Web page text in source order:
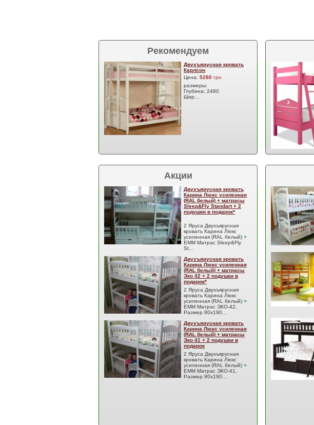
Рекомендуем
Двухъярусная кровать
Карлсон
Цена: 5280 грн
размеры:
Глубина: 2480
Шир…
Акции
Двухъярусная кровать
Карина Люкс усиленная
(RAL белый) + матрасы
Sleep&Fly Standart + 2
подушки в подарок*
2 Яруса Двухъярусная
кровать Карина Люкс
усиленная (RAL белый) +
EMM Матрас Sleep&Fly
St…
Двухъярусная кровать
Карина Люкс усиленная
(RAL белый) + матрасы
Эко 42 + 2 подушки в
подарок*
2 Яруса Двухъярусная
кровать Карина Люкс
усиленная (RAL белый) +
EMM Матрас ЭКО-42,
Размер 80x190…
Двухъярусная кровать
Карина Люкс усиленная
(RAL белый) + матрасы
Эко 41 + 2 подушки в
подарок
2 Яруса Двухъярусная
кровать Карина Люкс
усиленная (RAL белый) +
EMM Матрас ЭКО-41,
Размер 80x190…